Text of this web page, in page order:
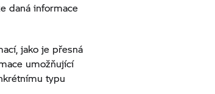
daná informace
jako je přesná
umožňující
typu